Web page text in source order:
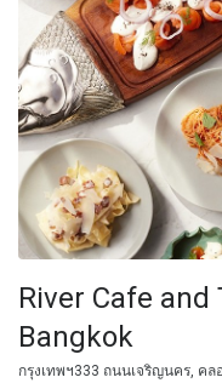
River Cafe and
Bangkok
กรุงเทพฯ333 ถนนเจริญนคร, ค